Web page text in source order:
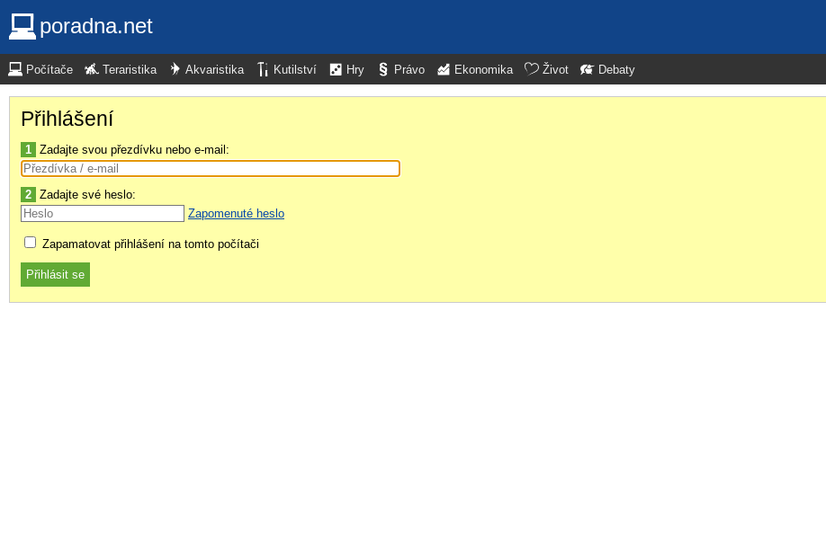
poradna.net
Počítače Teraristika Akvaristika Kutilství Hry Právo Ekonomika Život Debaty
Přihlášení
1 Zadajte svou přezdívku nebo e-mail:
2 Zadajte své heslo:
Zapomenuté heslo
Zapamatovat přihlášení na tomto počítači